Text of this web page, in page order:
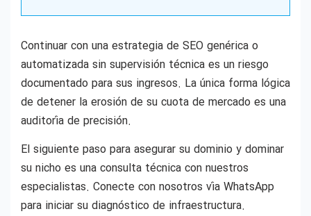
Continuar con una estrategia de SEO genérica o
automatizada sin supervisión técnica es un riesgo
documentado para sus ingresos. La única forma lógica
de detener la erosión de su cuota de mercado es una
auditoría de precisión.
El siguiente paso para asegurar su dominio y dominar
su nicho es una consulta técnica con nuestros
especialistas. Conecte con nosotros vía WhatsApp
para iniciar su diagnóstico de infraestructura.